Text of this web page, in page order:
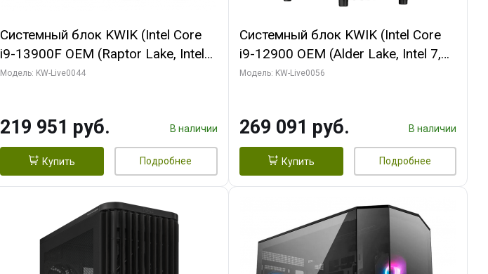
Системный блок KWIK (Intel Core
i9-13900F OEM (Raptor Lake, Intel
7, Efficient-co/ 32 ГБ ОЗУ (2
HD/ 512 ГБ SSD)
Модель: KW-Live0044
219 951 руб. В наличии
Купить Подробнее
Системный блок KWIK (Intel Core
i9-12900 OEM (Alder Lake, Intel 7,
C16 8EC/8PC/T2/ 64 ГБ ОЗУ (2
ТБ SSD)
Модель: KW-Live0056
269 091 руб. В наличии
Купить Подробнее